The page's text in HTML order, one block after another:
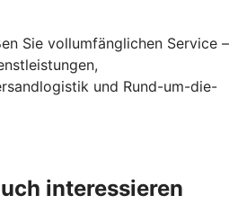
Sie vollumfänglichen Service –
und Rund-um-die-
interessieren